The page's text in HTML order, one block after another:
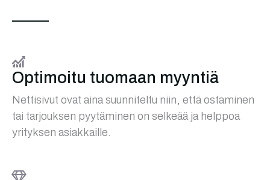
Optimoitu tuomaan myyntiä
Nettisivut ovat aina suunniteltu niin, että ostaminen
tai tarjouksen pyytäminen on selkeää ja helppoa
yrityksen asiakkaille.